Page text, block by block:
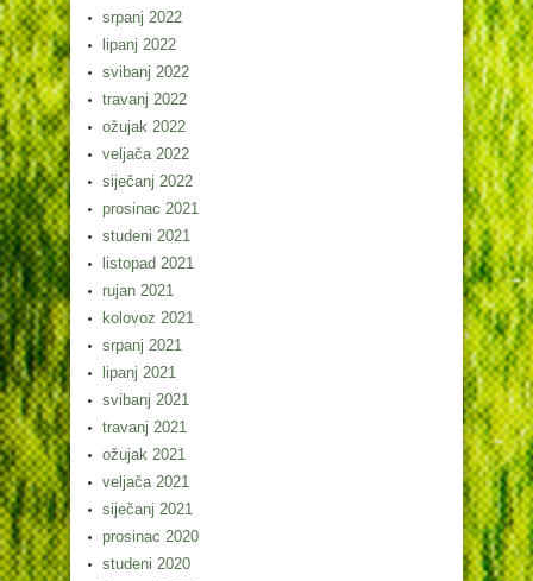
srpanj 2022
lipanj 2022
svibanj 2022
travanj 2022
ožujak 2022
veljača 2022
siječanj 2022
prosinac 2021
studeni 2021
listopad 2021
rujan 2021
kolovoz 2021
srpanj 2021
lipanj 2021
svibanj 2021
travanj 2021
ožujak 2021
veljača 2021
siječanj 2021
prosinac 2020
studeni 2020